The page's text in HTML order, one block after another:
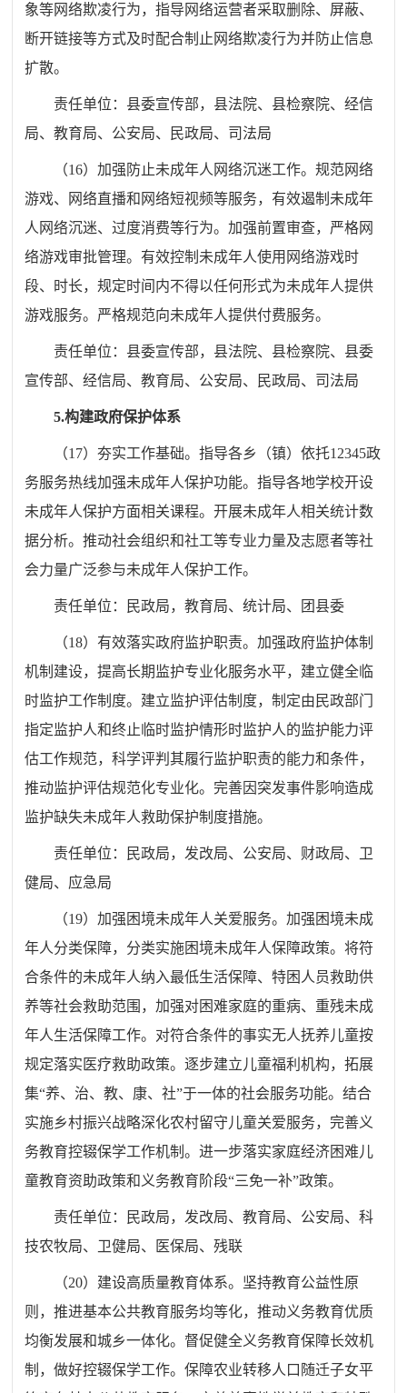
象等网络欺凌行为，指导网络运营者采取删除、屏蔽、
断开链接等方式及时配合制止网络欺凌行为并防止信息
扩散。
责任单位： 县委宣传部， 县法院、 县检察院、经信
局、教育局、公安局、民政局、司法局
（16）加强防止未成年人网络沉迷工作。规范网络
游戏、网络直播和网络短视频等服务，有效遏制未成年
人网络沉迷、过度消费等行为。加强前置审查，严格网
络游戏审批管理。有效控制未成年人使用网络游戏时
段、时长，规定时间内不得以任何形式为未成年人提供
游戏服务。严格规范向未成年人提供付费服务。
责任单位： 县委宣传部，县法院、县检察院、县委
宣传部、经信局、教育局、公安局、民政局、司法局
5.构建政府保护体系
（17）夯实工作基础。指导各乡（镇）依托12345政
务服务热线加强未成年人保护功能。指导各地学校开设
未成年人保护方面相关课程。开展未成年人相关统计数
据分析。推动社会组织和社工等专业力量及志愿者等社
会力量广泛参与未成年人保护工作。
责任单位： 民政局，教育局、统计局、团 县委
（18）有效落实政府监护职责。加强政府监护体制
机制建设，提高长期监护专业化服务水平，建立健全临
时监护工作制度。 建立监护评估制度，制定由民政部门
指定监护人和终止临时监护情形时监护人的监护能力评
估工作规范，科学评判其履行监护职责的能力和条件，
推动监护评估规范化专业化。完善因突发事件影响造成
监护缺失未成年人救助保护制度措施。
责任单位： 民政局，发改局、公安局、财政局、卫
健局、应急局
（19）加强困境未成年人关爱服务。加强困境未成
年人分类保障，分类实施困境未成年人保障政策。将符
合条件的未成年人纳入最低生活保障、特困人员救助供
养等社会救助范围，加强对困难家庭的重病、重残未成
年人生活保障工作。对符合条件的事实无人抚养儿童按
规定落实医疗救助政策。逐步建立儿童福利机构，拓展
集“养、治、教、康、社”于一体的社会服务功能。结合
实施乡村振兴战略深化农村留守儿童关爱服务，完善义
务教育控辍保学工作机制。进一步落实家庭经济困难儿
童教育资助政策和义务教育阶段“三免一补”政策。
责任单位： 民政局，发改局、教育局、公安局、科
技农牧局、 卫健局、医保局、残联
（20）建设高质量教育体系。坚持教育公益性原
则，推进基本公共教育服务均等化，推动义务教育优质
均衡发展和城乡一体化。督促健全义务教育保障长效机
制，做好控辍保学工作。保障农业转移人口随迁子女平